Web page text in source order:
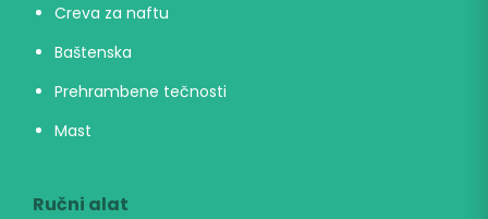
Creva za naftu
Baštenska
Prehrambene tečnosti
Mast
Ručni alat